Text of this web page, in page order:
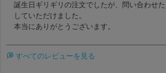
誕生日ギリギリの注文でしたが、問い合わせ
していただけました。
本当にありがとうございます。
すべてのレビューを見る